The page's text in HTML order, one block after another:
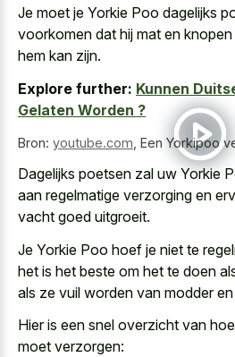
Je moet je Yorkie Poo dagelijks
voorkomen dat hij mat en
hem kan zijn.
Explore further: Kunnen
Gelaten Worden ?
Bron: youtube.com Een Yorkipoo
Dagelijks poetsen zal uw Yorkie
aan regelmatige verzorging en
vacht goed uitgroeit.
Je Yorkie Poo hoef je niet te
het is het beste om het te doen
als ze vuil worden van modder
Hier is een snel overzicht van
moet verzorgen: